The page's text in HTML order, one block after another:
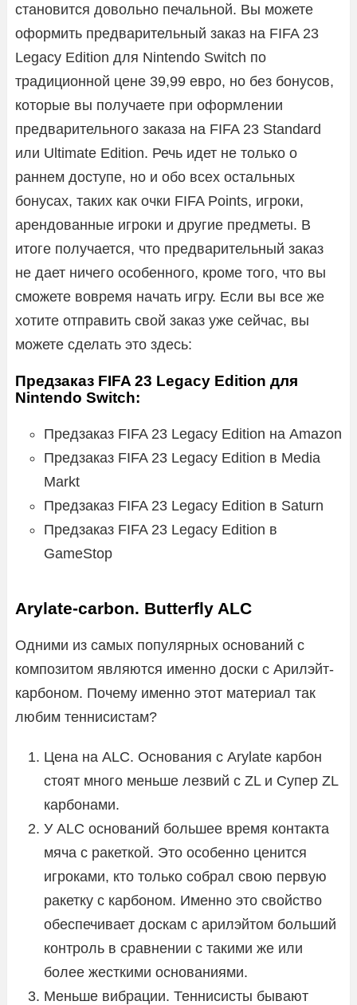
становится довольно печальной. Вы можете
оформить предварительный заказ на FIFA 23
Legacy Edition для Nintendo Switch по
традиционной цене 39,99 евро, но без бонусов,
которые вы получаете при оформлении
предварительного заказа на FIFA 23 Standard
или Ultimate Edition. Речь идет не только о
раннем доступе, но и обо всех остальных
бонусах, таких как очки FIFA Points, игроки,
арендованные игроки и другие предметы. В
итоге получается, что предварительный заказ
не дает ничего особенного, кроме того, что вы
сможете вовремя начать игру. Если вы все же
хотите отправить свой заказ уже сейчас, вы
можете сделать это здесь:
Предзаказ FIFA 23 Legacy Edition для
Nintendo Switch:
Предзаказ FIFA 23 Legacy Edition на Amazon
Предзаказ FIFA 23 Legacy Edition в Media
Markt
Предзаказ FIFA 23 Legacy Edition в Saturn
Предзаказ FIFA 23 Legacy Edition в
GameStop
Arylate-carbon. Butterfly ALC
Одними из самых популярных оснований с
композитом являются именно доски с Арилэйт-
карбоном. Почему именно этот материал так
любим теннисистам?
Цена на ALC. Основания с Arylate карбон
стоят много меньше лезвий с ZL и Супер ZL
карбонами.
У ALC оснований большее время контакта
мяча с ракеткой. Это особенно ценится
игроками, кто только собрал свою первую
ракетку с карбоном. Именно это свойство
обеспечивает доскам с арилэйтом больший
контроль в сравнении с такими же или
более жесткими основаниями.
Меньше вибрации. Теннисисты бывают